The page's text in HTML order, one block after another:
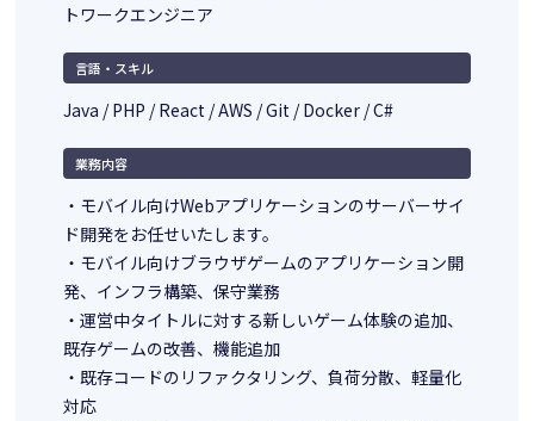
トワークエンジニア
言語・スキル
Java / PHP / React / AWS / Git / Docker / C#
業務内容
・モバイル向けWebアプリケーションのサーバーサイ
ド開発をお任せいたします。
・モバイル向けブラウザゲームのアプリケーション開
発、インフラ構築、保守業務
・運営中タイトルに対する新しいゲーム体験の追加、
既存ゲームの改善、機能追加
・既存コードのリファクタリング、負荷分散、軽量化
対応